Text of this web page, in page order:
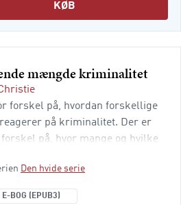
KØB
mængde kriminalitet
forskel på, hvordan forskellige
på kriminalitet. Der er
på, hvor mange og hvilke
og hvilke der opfattes som
Den hvide serie
E-BOG (EPUB3)